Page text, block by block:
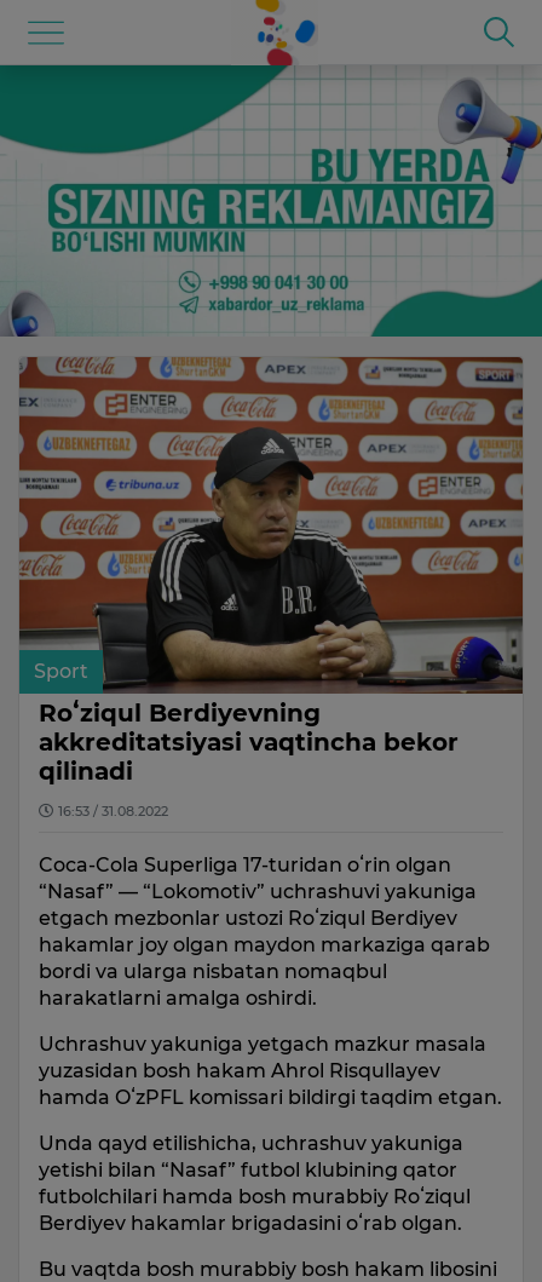
Sport
Roʻziqul Berdiyevning
akkreditatsiyasi vaqtincha bekor
qilinadi
16:53 / 31.08.2022
Coca-Cola Superliga 17-turidan oʻrin olgan
“Nasaf” — “Lokomotiv” uchrashuvi yakuniga
etgach mezbonlar ustozi Roʻziqul Berdiyev
hakamlar joy olgan maydon markaziga qarab
bordi va ularga nisbatan nomaqbul
harakatlarni amalga oshirdi.
Uchrashuv yakuniga yetgach mazkur masala
yuzasidan bosh hakam Ahrol Risqullayev
hamda OʻzPFL komissari bildirgi taqdim etgan.
Unda qayd etilishicha, uchrashuv yakuniga
yetishi bilan “Nasaf” futbol klubining qator
futbolchilari hamda bosh murabbiy Roʻziqul
Berdiyev hakamlar brigadasini oʻrab olgan.
Bu vaqtda bosh murabbiy bosh hakam libosini